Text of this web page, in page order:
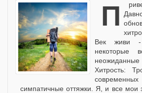
Приветствую коллеги!
Век живи
некоторые
неожиданные
Хитрость:
симпатичные оттяжки. Я, и все мои